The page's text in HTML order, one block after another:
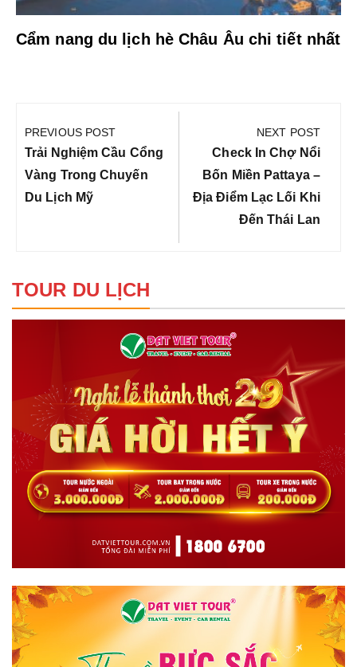
Cẩm nang du lịch hè Châu Âu chi tiết nhất
hướng
bài
viết
PREVIOUS POST
Previous
Post:
Trải Nghiệm Cầu Cổng
Vàng Trong Chuyến
Du Lịch Mỹ
NEXT POST
Next
Post:
Check In Chợ Nổi
Bốn Miền Pattaya –
Địa Điểm Lạc Lối Khi
Đến Thái Lan
TOUR DU LỊCH